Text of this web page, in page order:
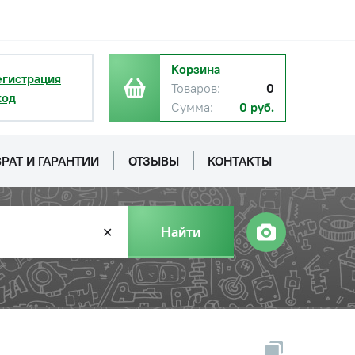
Корзина
Товаров:
0
Сумма:
0 руб.
И ГАРАНТИИ ОТЗЫВЫ КОНТАКТЫ
✕ Найти